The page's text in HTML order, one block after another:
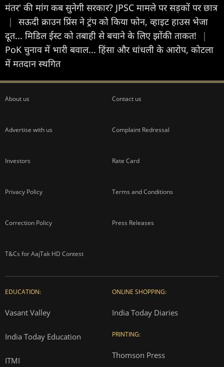
मंतर' की मांग कब सुनेगी सरकार? JPSC मामले पर सड़कों पर छात्र
|
सऊदी क्राउन प्रिंस ने ट्रंप को किया फोन, व्हाइट हाउस भेजा
दूत... मिडिल ईस्ट को तबाही से बचाने के लिए झोंकी ताकत!
|
PoK चुनाव में भारी बवाल... हिंसा और धांधली के आरोप, कोटला
में मतदान स्थगित
About us Contact us
Advertise with us Complaint Redressal
Investors Rate Card
Privacy Policy Terms and Conditions
Correction Policy Press Releases
T&Cs for AajTak HD Contest
EDUCATION:
Vasant Valley
India Today Education
ITMI
ONLINE SHOPPING:
India Today Diaries
PRINTING:
Thomson Press